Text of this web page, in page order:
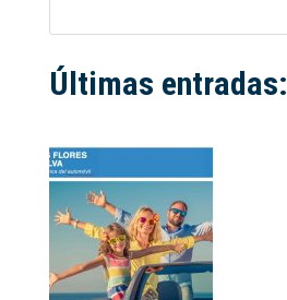
Últimas entradas: